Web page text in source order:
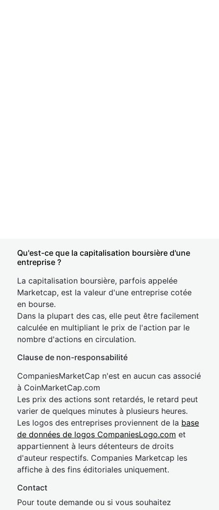
Qu'est-ce que la capitalisation boursière d'une
entreprise ?
La capitalisation boursière, parfois appelée
Marketcap, est la valeur d'une entreprise cotée
en bourse.
Dans la plupart des cas, elle peut être facilement
calculée en multipliant le prix de l'action par le
nombre d'actions en circulation.
Clause de non-responsabilité
CompaniesMarketCap n'est en aucun cas associé
à CoinMarketCap.com
Les prix des actions sont retardés, le retard peut
varier de quelques minutes à plusieurs heures.
Les logos des entreprises proviennent de la base
de données de logos CompaniesLogo.com et
appartiennent à leurs détenteurs de droits
d'auteur respectifs. Companies Marketcap les
affiche à des fins éditoriales uniquement.
Contact
Pour toute demande ou si vous souhaitez